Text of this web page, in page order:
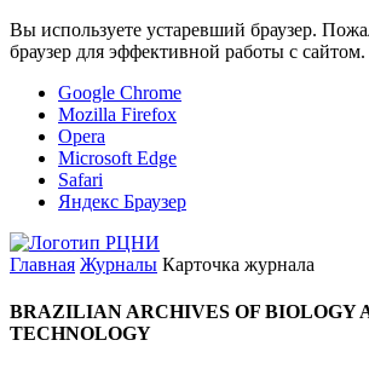
Вы используете устаревший браузер.
браузер для эффективной работы с сайтом.
Google Chrome
Mozilla Firefox
Opera
Microsoft Edge
Safari
Яндекс Браузер
Главная Журналы Карточка журнала
BRAZILIAN ARCHIVES OF BIOLOGY
TECHNOLOGY